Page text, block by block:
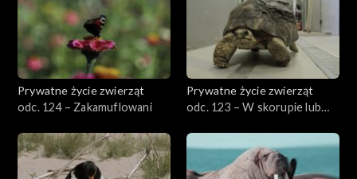
Prywatne życie zwierząt
odc. 124 – Zakamuflowani
Prywatne życie zwierząt
odc. 123 – W skorupie lub